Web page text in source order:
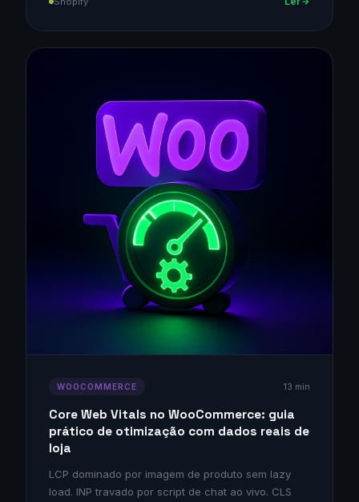
WOOCOMMERCE 13 min
Core Web Vitals no WooCommerce: guia
prático de otimização com dados reais de
loja
LCP dominado por imagem de produto sem lazy
load. INP travado por script de chat ao vivo. CLS